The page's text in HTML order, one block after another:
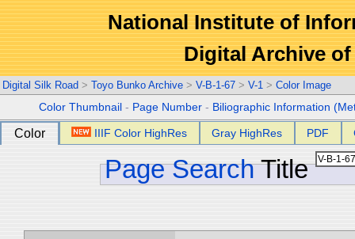
National Institute of
Digital Archive
Digital Silk Road > Toyo Bunko Archive > V-B-1-67 > V-1 > Color Image
Color Thumbnail - Page Number - Biliographic Information
Color IIIF Color HighRes Gray HighRes PDF
Page Search Title